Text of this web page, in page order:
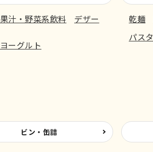
果汁・野菜系飲料 デザー
ヨーグルト
乾麺
パスタ
ビン・缶詰